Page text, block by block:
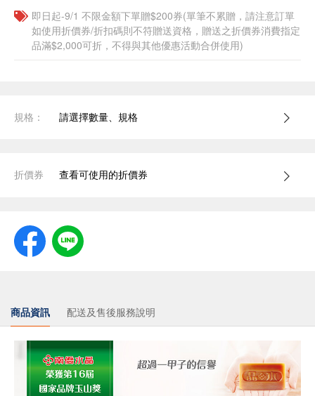
即日起-9/1 不限金額下單贈$200券(單筆不累贈，請注意訂單
如使用折價券/折扣碼則不符贈送資格，贈送之折價券消費指定
品滿$2,000可折，不得與其他優惠活動合併使用)
規格： 請選擇數量、規格
折價券 查看可使用的折價券
商品資訊 配送及售後服務說明